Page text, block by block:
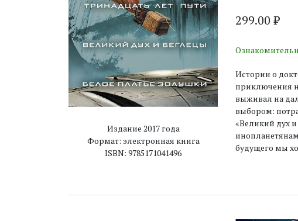
Издание 2017 года
Формат: электронная книга
ISBN: 9785171041496
299.00 ₽
Истории о
приключения
выживал на
выбором:
«Великий дух
будущего мы